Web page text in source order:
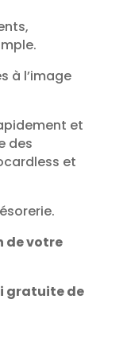
à l’image
et
des
et
de votre
gratuite de